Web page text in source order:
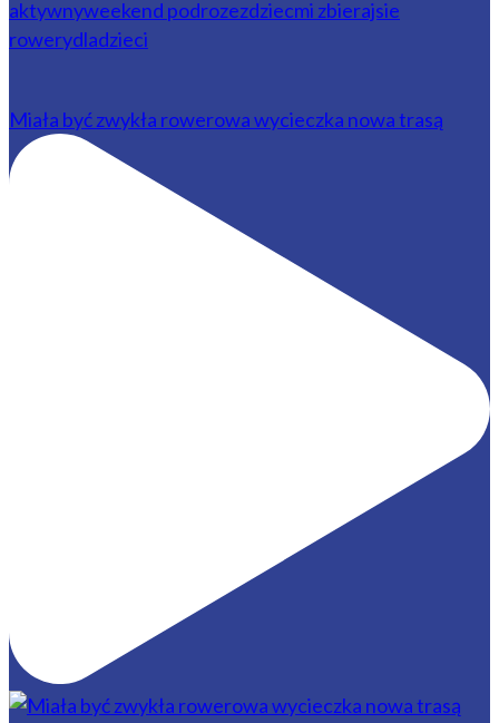
Miała być zwykła rowerowa wycieczka nowa trasą